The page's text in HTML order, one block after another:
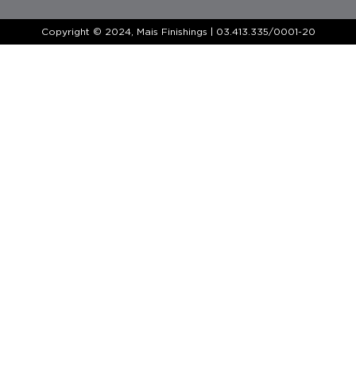
Copyright © 2024, Mais Finishings | 03.413.335/0001-20